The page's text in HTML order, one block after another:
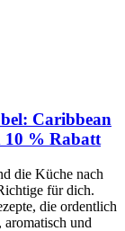
Caribbean
10 % Rabatt
die Küche nach
für dich.
die ordentlich
und